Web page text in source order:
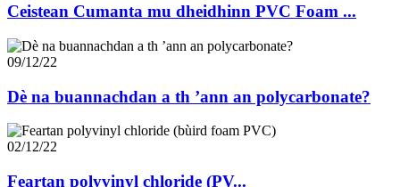
Ceistean Cumanta mu dheidhinn PVC Foam ...
09/12/22
Dè na buannachdan a th ’ann an polycarbonate?
02/12/22
Feartan polyvinyl chloride (PV...